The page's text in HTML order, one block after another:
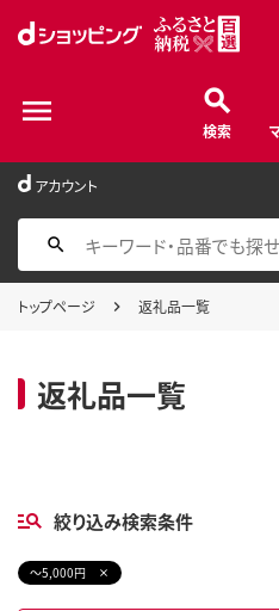
検索
アカウント
トップページ 返礼品一覧
返礼品一覧
絞り込み検索条件
～5,000円